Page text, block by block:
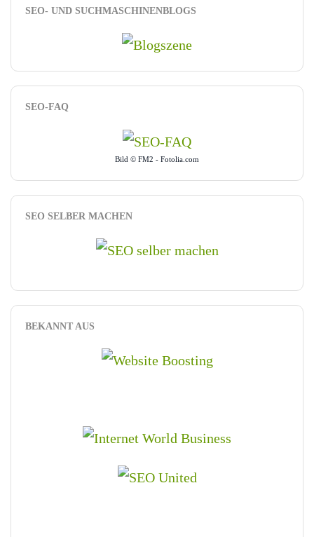
SEO- UND SUCHMASCHINENBLOGS
SEO-FAQ
Bild © FM2 - Fotolia.com
SEO SELBER MACHEN
BEKANNT AUS